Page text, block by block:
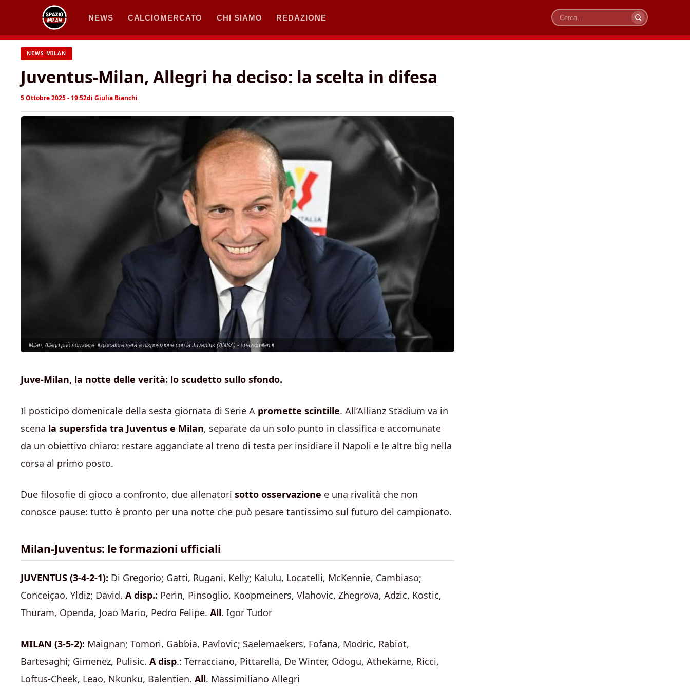
contenuto
NEWS CALCIOMERCATO CHI SIAMO REDAZIONE
Cerca
NEWS MILAN
Juventus-Milan, Allegri ha deciso: la scelta in difesa
5 Ottobre 2025 - 19:52di Giulia Bianchi
Milan, Allegri può sorridere: il giocatore sarà a disposizione con la Juventus (ANSA) - spaziomilan.it
Juve-Milan, la notte delle verità: lo scudetto sullo sfondo.
Il posticipo domenicale della sesta giornata di Serie A promette scintille. All’Allianz Stadium va in
scena la supersfida tra Juventus e Milan, separate da un solo punto in classifica e accomunate
da un obiettivo chiaro: restare agganciate al treno di testa per insidiare il Napoli e le altre big nella
corsa al primo posto.
Due filosofie di gioco a confronto, due allenatori sotto osservazione e una rivalità che non
conosce pause: tutto è pronto per una notte che può pesare tantissimo sul futuro del campionato.
Milan-Juventus: le formazioni ufficiali
JUVENTUS (3-4-2-1): Di Gregorio; Gatti, Rugani, Kelly; Kalulu, Locatelli, McKennie, Cambiaso;
Conceiçao, Yldiz; David. A disp.: Perin, Pinsoglio, Koopmeiners, Vlahovic, Zhegrova, Adzic, Kostic,
Thuram, Openda, Joao Mario, Pedro Felipe. All. Igor Tudor
MILAN (3-5-2): Maignan; Tomori, Gabbia, Pavlovic; Saelemaekers, Fofana, Modric, Rabiot,
Bartesaghi; Gimenez, Pulisic. A disp.: Terracciano, Pittarella, De Winter, Odogu, Athekame, Ricci,
Loftus-Cheek, Leao, Nkunku, Balentien. All. Massimiliano Allegri